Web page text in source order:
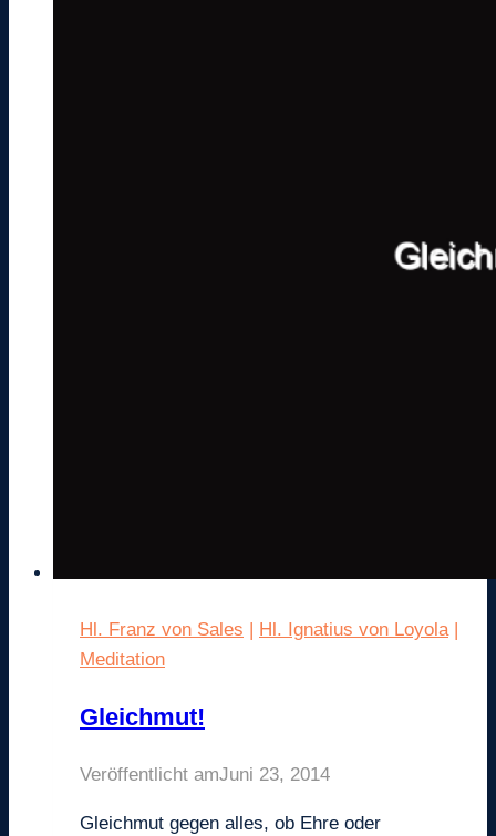
Hl. Franz von Sales Hl. Ignatius von Loyola|
Meditation
Gleichmut!
Veröffentlicht amJuni 23, 2014
Gleichmut gegen alles, ob Ehre oder